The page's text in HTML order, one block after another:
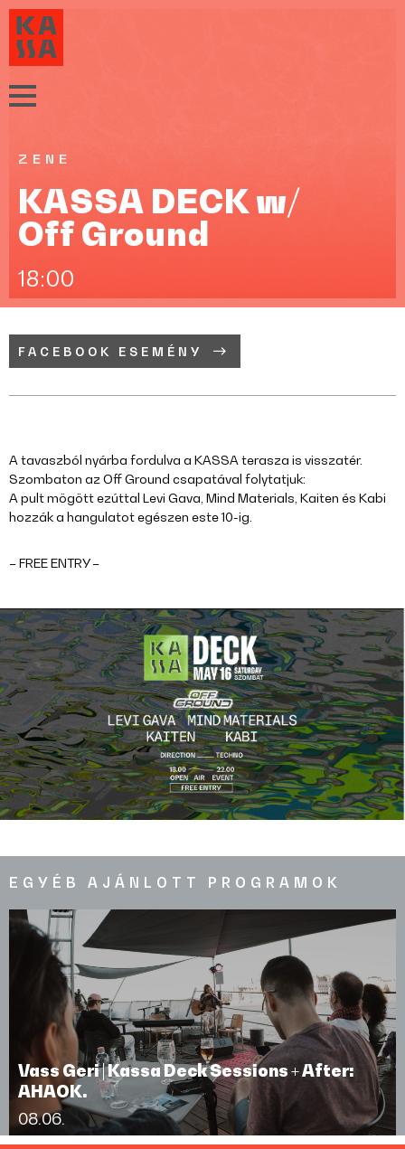
ZENE
KASSA DECK w/
Off Ground
18:00
FACEBOOK ESEMÉNY
A tavaszból nyárba fordulva a KASSA terasza is visszatér.
Szombaton az Off Ground csapatával folytatjuk:
A pult mögött ezúttal Levi Gava, Mind Materials, Kaiten és Kabi
hozzák a hangulatot egészen este 10-ig.
– FREE ENTRY –
EGYÉB AJÁNLOTT PROGRAMOK
Vass Geri | Kassa Deck Sessions + After:
AHAOK.
08.06.